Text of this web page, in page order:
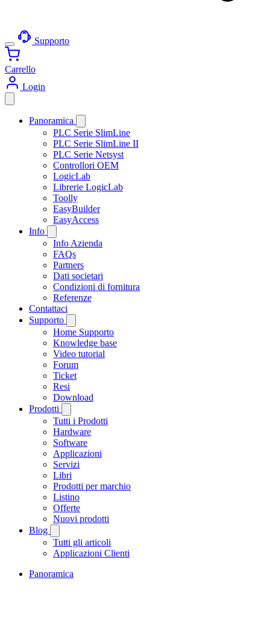
Supporto
Carrello
Login
Panoramica
PLC Serie SlimLine
PLC Serie SlimLine II
PLC Serie Netsyst
Controllori OEM
LogicLab
Librerie LogicLab
Toolly
EasyBuilder
EasyAccess
Info
Info Azienda
FAQs
Partners
Dati societari
Condizioni di fornitura
Referenze
Contattaci
Supporto
Home Supporto
Knowledge base
Video tutorial
Forum
Ticket
Resi
Download
Prodotti
Tutti i Prodotti
Hardware
Software
Applicazioni
Servizi
Libri
Prodotti per marchio
Listino
Offerte
Nuovi prodotti
Blog
Tutti gli articoli
Applicazioni Clienti
Panoramica